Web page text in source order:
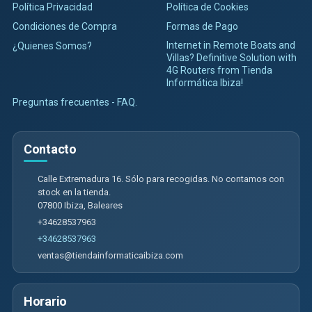
Política Privacidad
Política de Cookies
Condiciones de Compra
Formas de Pago
¿Quienes Somos?
Internet in Remote Boats and
Villas? Definitive Solution with
4G Routers from Tienda
Informática Ibiza!
Preguntas frecuentes - FAQ.
Contacto
Calle Extremadura 16. Sólo para recogidas. No contamos con
stock en la tienda.
07800 Ibiza Baleares
+34628537963
+34628537963
ventas@tiendainformaticaibiza.com
Horario